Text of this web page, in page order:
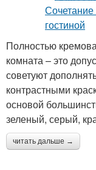
Полностью
комната – это
советуют
контрастными
основой
зеленый, серый,
читать дальше →